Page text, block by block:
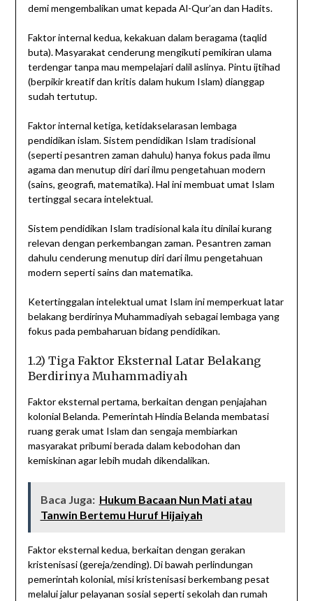
demi mengembalikan umat kepada Al-Qur’an dan Hadits.
Faktor internal kedua, kekakuan dalam beragama (taqlid
buta). Masyarakat cenderung mengikuti pemikiran ulama
terdengar tanpa mau mempelajari dalil aslinya. Pintu ijtihad
(berpikir kreatif dan kritis dalam hukum Islam) dianggap
sudah tertutup.
Faktor internal ketiga, ketidakselarasan lembaga
pendidikan islam. Sistem pendidikan Islam tradisional
(seperti pesantren zaman dahulu) hanya fokus pada ilmu
agama dan menutup diri dari ilmu pengetahuan modern
(sains, geografi, matematika). Hal ini membuat umat Islam
tertinggal secara intelektual.
Sistem pendidikan Islam tradisional kala itu dinilai kurang
relevan dengan perkembangan zaman. Pesantren zaman
dahulu cenderung menutup diri dari ilmu pengetahuan
modern seperti sains dan matematika.
Ketertinggalan intelektual umat Islam ini memperkuat latar
belakang berdirinya Muhammadiyah sebagai lembaga yang
fokus pada pembaharuan bidang pendidikan.
1.2) Tiga Faktor Eksternal Latar Belakang
Berdirinya Muhammadiyah
Faktor eksternal pertama, berkaitan dengan penjajahan
kolonial Belanda. Pemerintah Hindia Belanda membatasi
ruang gerak umat Islam dan sengaja membiarkan
masyarakat pribumi berada dalam kebodohan dan
kemiskinan agar lebih mudah dikendalikan.
Baca Juga: Hukum Bacaan Nun Mati atau
Tanwin Bertemu Huruf Hijaiyah
Faktor eksternal kedua, berkaitan dengan gerakan
kristenisasi (gereja/zending). Di bawah perlindungan
pemerintah kolonial, misi kristenisasi berkembang pesat
melalui jalur pelayanan sosial seperti sekolah dan rumah